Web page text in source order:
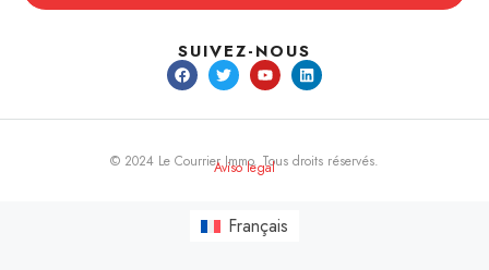
SUIVEZ-NOUS
© 2024 Le Courrier Immo. Tous droits réservés.
Aviso legal
Français